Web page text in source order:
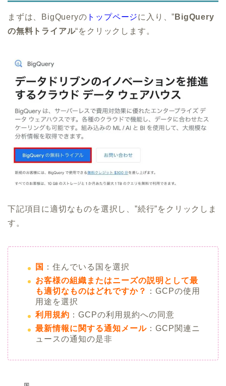
まずは、BigQueryの トップページに入り、” BigQuery
の無料トライアル“をクリックします。
下記項目に適切なものを選択し、”続行”をクリックしま
す。
国 ：住んでいる国を選択
お客様の組織またはニーズの説明として最
も適切なものはどれですか？
：GCPの使用
用途を選択
利用規約 ：GCPの利用規約への同意
最新情報に関する通知メール ：GCP関連ニ
ュースの通知の是非